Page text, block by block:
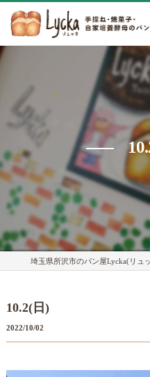
埼玉県所沢市のパン屋Lycka(リュ
10.2(日)
2022/10/02